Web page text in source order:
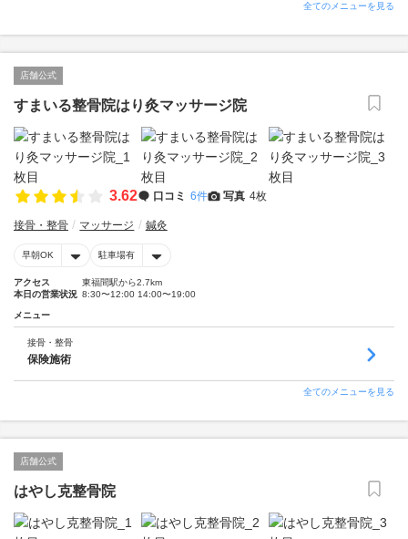
全てのメニューを見る
店舗公式
すまいる整骨院はり灸マッサージ院
3.62 口コミ 6件 写真 4枚
接骨・整骨 マッサージ 鍼灸
早朝OK 駐車場有
アクセス
東福間駅から2.7km
本日の営業状況 8:30〜12:00 14:00〜19:00
メニュー
接骨・整骨
保険施術
全てのメニューを見る
店舗公式
はやし克整骨院